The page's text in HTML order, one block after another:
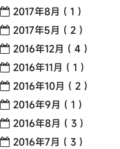
2017年8月 ( 1 )
2017年5月 ( 2 )
2016年12月 ( 4 )
2016年11月 ( 1 )
2016年10月 ( 2 )
2016年9月 ( 1 )
2016年8月 ( 3 )
2016年7月 ( 3 )